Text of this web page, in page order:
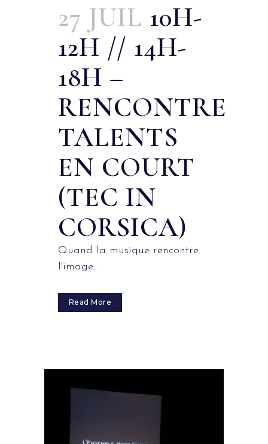
27 JUIL 10H-
12H // 14H-
18H –
RENCONTRE
TALENTS
EN COURT
(TEC IN
CORSICA)
Quand la musique rencontre
l'image...
Read More